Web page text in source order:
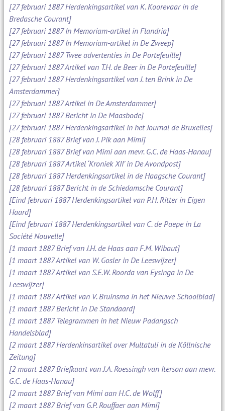
[27 februari 1887 Herdenkingsartikel van K. Koorevaar in de
Bredasche Courant]
[27 februari 1887 In Memoriam-artikel in Flandria]
[27 februari 1887 In Memoriam-artikel in De Zweep]
[27 februari 1887 Twee advertenties in De Portefeuille]
[27 februari 1887 Artikel van T.H. de Beer in De Portefeuille]
[27 februari 1887 Herdenkingsartikel van J. ten Brink in De
Amsterdammer]
[27 februari 1887 Artikel in De Amsterdammer]
[27 februari 1887 Bericht in De Maasbode]
[27 februari 1887 Herdenkingsartikel in het Journal de Bruxelles]
[28 februari 1887 Brief van J. Pik aan Mimi]
[28 februari 1887 Brief van Mimi aan mevr. G.C. de Haas-Hanau]
[28 februari 1887 Artikel ‘Kroniek XII’ in De Avondpost]
[28 februari 1887 Herdenkingsartikel in de Haagsche Courant]
[28 februari 1887 Bericht in de Schiedamsche Courant]
[Eind februari 1887 Herdenkingsartikel van P.H. Ritter in Eigen
Haard]
[Eind februari 1887 Herdenkingsartikel van C. de Paepe in La
Société Nouvelle]
[1 maart 1887 Brief van J.H. de Haas aan F.M. Wibaut]
[1 maart 1887 Artikel van W. Gosler in De Leeswijzer]
[1 maart 1887 Artikel van S.E.W. Roorda van Eysinga in De
Leeswijzer]
[1 maart 1887 Artikel van V. Bruinsma in het Nieuwe Schoolblad]
[1 maart 1887 Bericht in De Standaard]
[1 maart 1887 Telegrammen in het Nieuw Padangsch
Handelsblad]
[2 maart 1887 Herdenkinsartikel over Multatuli in de Köllnische
Zeitung]
[2 maart 1887 Briefkaart van J.A. Roessingh van Iterson aan mevr.
G.C. de Haas-Hanau]
[2 maart 1887 Brief van Mimi aan H.C. de Wolff]
[2 maart 1887 Brief van G.P. Rouffaer aan Mimi]